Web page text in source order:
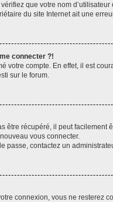
que votre nom
du site Internet ait une
connecter ?!
votre compte. En effet, il est
sur le forum.
être récupéré, il peut
vous connecter.
passe, contactez un
connexion, vous ne resterez